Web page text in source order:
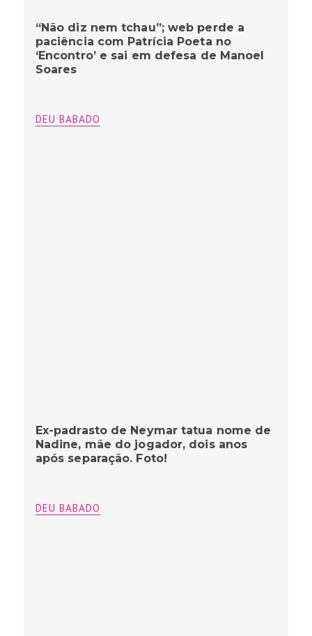
“Não diz nem tchau”; web perde a
paciência com Patrícia Poeta no
‘Encontro’ e sai em defesa de Manoel
Soares
DEU BABADO
Ex-padrasto de Neymar tatua nome de
Nadine, mãe do jogador, dois anos
após separação. Foto!
DEU BABADO